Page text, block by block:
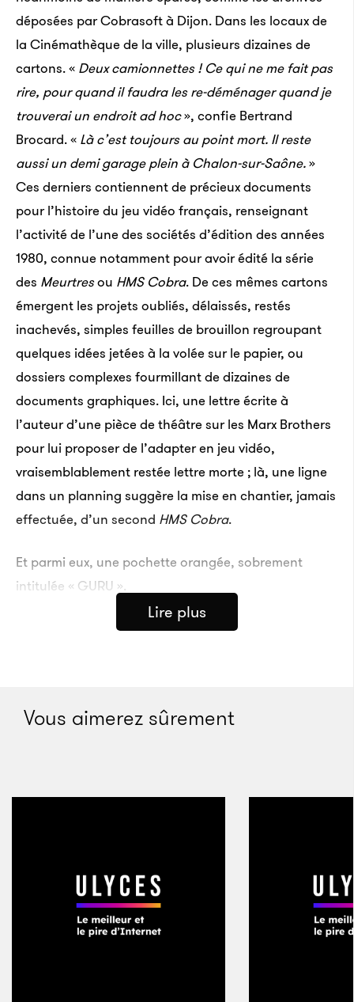
déposées par Cobrasoft à Dijon. Dans les locaux de
la Cinémathèque de la ville, plusieurs dizaines de
cartons. « Deux camionnettes ! Ce qui ne me fait pas
rire, pour quand il faudra les re-déménager quand je
trouverai un endroit ad hoc», confie Bertrand
Brocard. « Là c’est toujours au point mort. Il reste
aussi un demi garage plein à Chalon-sur-Saône.»
Ces derniers contiennent de précieux documents
pour l’histoire du jeu vidéo français, renseignant
l’activité de l’une des sociétés d’édition des années
1980, connue notamment pour avoir édité la série
des Meurtresou HMS Cobra. De ces mêmes cartons
émergent les projets oubliés, délaissés, restés
inachevés, simples feuilles de brouillon regroupant
quelques idées jetées à la volée sur le papier, ou
dossiers complexes fourmillant de dizaines de
documents graphiques. Ici, une lettre écrite à
l’auteur d’une pièce de théâtre sur les Marx Brothers
pour lui proposer de l’adapter en jeu vidéo,
vraisemblablement restée lettre morte ; là, une ligne
dans un planning suggère la mise en chantier, jamais
effectuée, d’un second HMS Cobra.
Et parmi eux, une pochette orangée, sobrement
intitulée « GURU ».
Lire plus
Vous aimerez sûrement